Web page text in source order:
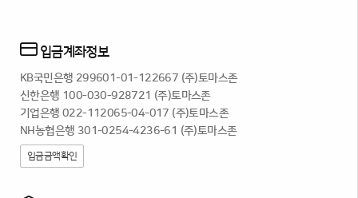
입금계좌정보
KB국민은행 299601-01-122667 (주)토마스존
신한은행 100-030-928721 (주)토마스존
기업은행 022-112065-04-017 (주)토마스존
NH농협은행 301-0254-4236-61 (주)토마스존
입금금액확인